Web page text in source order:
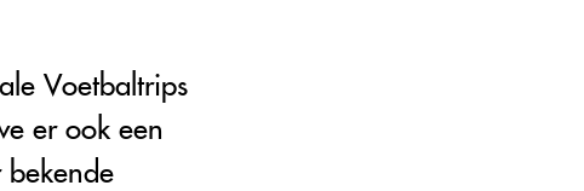
Voetbaltrips
er ook een